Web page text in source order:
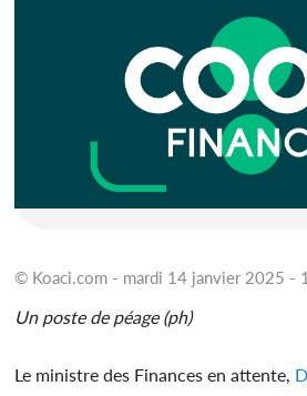
© Koaci.com - mardi 14 janvier 2025 -
Un poste de péage (ph)
Le ministre des Finances en attente,